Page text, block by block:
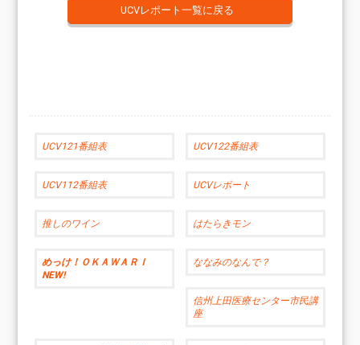
UCVレポート一覧に戻る
UCV121番組表 UCV122番組表
UCV112番組表 UCVレポート
推しのワイン はたらきモン
めっけ！ＯＫＡＷＡＲＩ
NEW!
ななみのなんで？
信州上田医療センター市民講
座